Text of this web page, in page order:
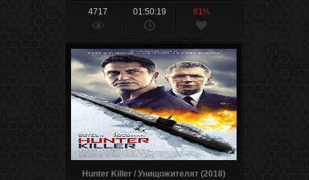
4717 01:50:19 81%
Hunter Killer / Унищожителят (2018)